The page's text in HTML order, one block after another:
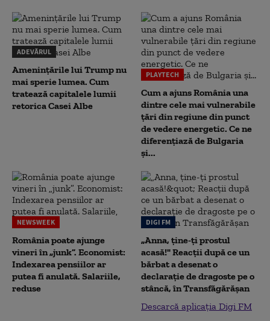
ADEVĂRUL
Amenințările lui Trump nu
mai sperie lumea. Cum
tratează capitalele lumii
retorica Casei Albe
PLAYTECH
Cum a ajuns România una
dintre cele mai vulnerabile
țări din regiune din punct
de vedere energetic. Ce ne
diferențiază de Bulgaria
și...
NEWSWEEK
România poate ajunge
vineri în „junk”. Economist:
Indexarea pensiilor ar
putea fi anulată. Salariile,
reduse
DIGI FM
„Anna, ţine-ţi prostul
acasă!" Reacţii după ce un
bărbat a desenat o
declaraţie de dragoste pe o
stâncă, în Transfăgărăşan
Descarcă aplicația Digi FM